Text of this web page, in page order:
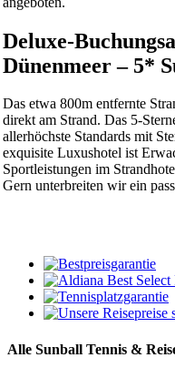
Deluxe-
Dünenmeer – 5*
Das etwa 800m entfernte
direkt am Strand. Das 5-
allerhöchste Standards mit
exquisite Luxushotel ist
Sportleistungen im
Gern unterbreiten wir ein
Alle Sunball Tennis &